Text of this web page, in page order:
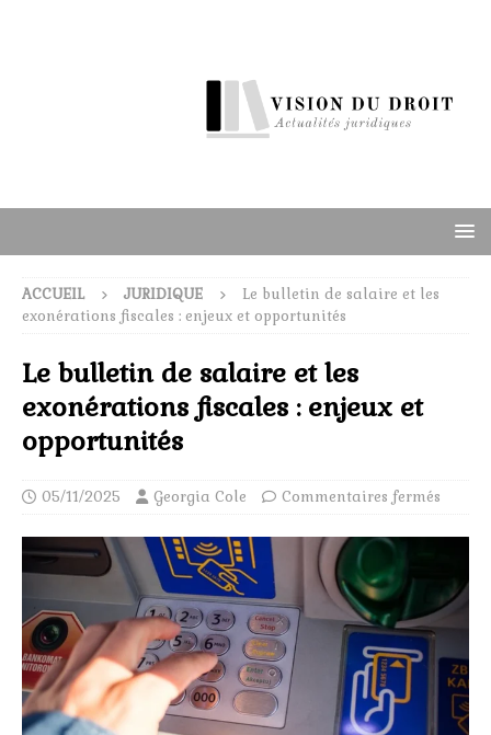
ACCUEIL JURIDIQUE
Le bulletin de salaire et les
exonérations fiscales : enjeux et opportunités
Le bulletin de salaire et les
exonérations fiscales : enjeux et
opportunités
05/11/2025 Georgia Cole Commentaires fermés